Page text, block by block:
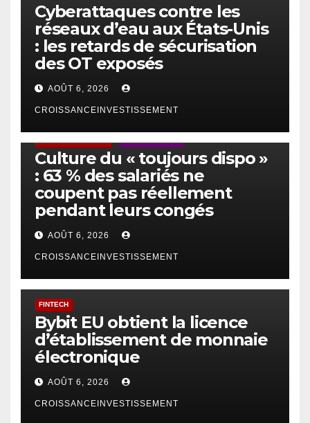
Cyberattaques contre les
réseaux d’eau aux États-Unis
: les retards de sécurisation
des OT exposés
AOÛT 6, 2026
CROISSANCEINVESTISSEMENT
Culture du « toujours dispo »
: 63 % des salariés ne
coupent pas réellement
pendant leurs congés
AOÛT 6, 2026
CROISSANCEINVESTISSEMENT
FINTECH
Bybit EU obtient la licence
d’établissement de monnaie
électronique
AOÛT 6, 2026
CROISSANCEINVESTISSEMENT